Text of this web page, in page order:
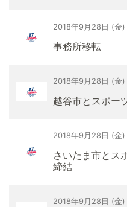
2018年9月28日 (金)
事務所移転
2018年9月28日 (金)
越谷市とスポー
2018年9月28日 (金)
さいたま市とス
締結
2018年9月28日 (金)